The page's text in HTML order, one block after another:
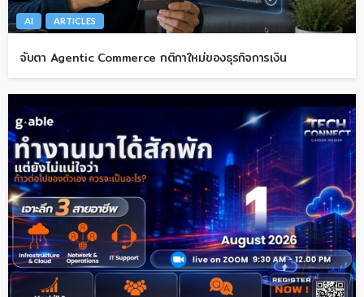
AI ARTICLES
จับตา Agentic Commerce กติกาใหม่ของธุรกิจการเงิน